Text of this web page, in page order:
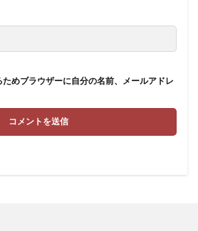
めブラウザーに自分の名前、メールアドレ